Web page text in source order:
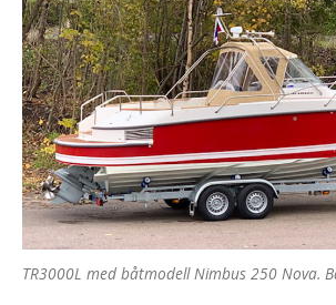
TR3000L med båtmodell Nimbus 250 Nova.